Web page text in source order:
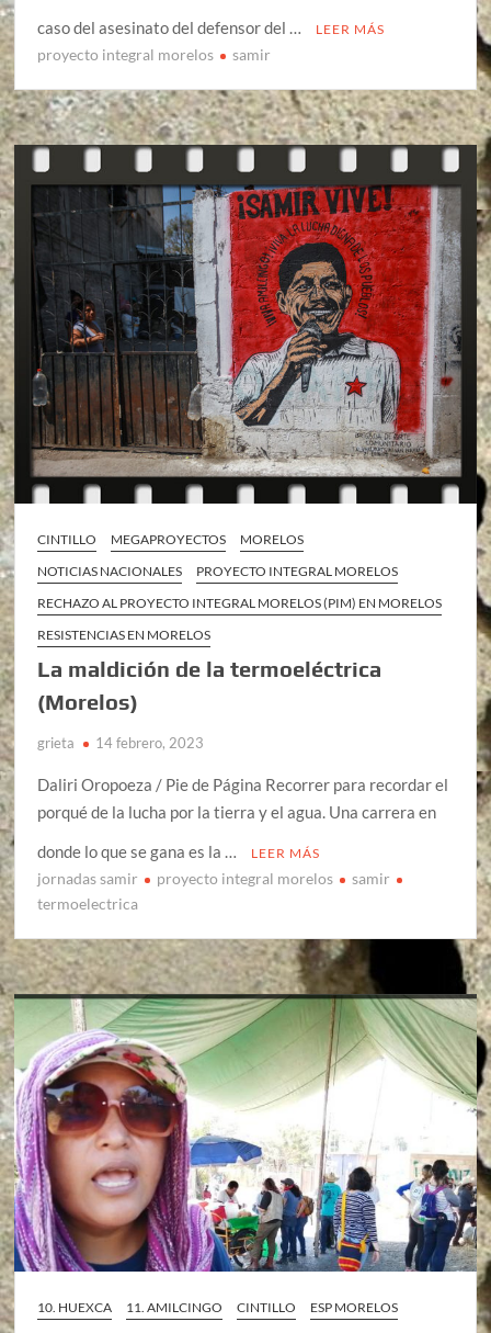
caso del asesinato del defensor del …
LEER MÁS
proyecto integral morelos samir
CINTILLO MEGAPROYECTOS
MORELOS
NOTICIAS NACIONALES
PROYECTO INTEGRAL MORELOS
RECHAZO AL PROYECTO INTEGRAL MORELOS (PIM) EN MORELOS
RESISTENCIAS EN MORELOS
La maldición de la termoeléctrica
(Morelos)
grieta 14 febrero, 2023
Daliri Oropoeza / Pie de Página Recorrer para recordar el
porqué de la lucha por la tierra y el agua. Una carrera en
donde lo que se gana es la …
LEER MÁS
jornadas samir proyecto integral morelos
samir
termoelectrica
10. HUEXCA 11. AMILCINGO CINTILLO
ESP MORELOS